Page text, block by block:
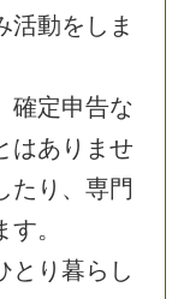
活動をしま
確定申告な
はありませ
たり、専門
。
とり暮らし